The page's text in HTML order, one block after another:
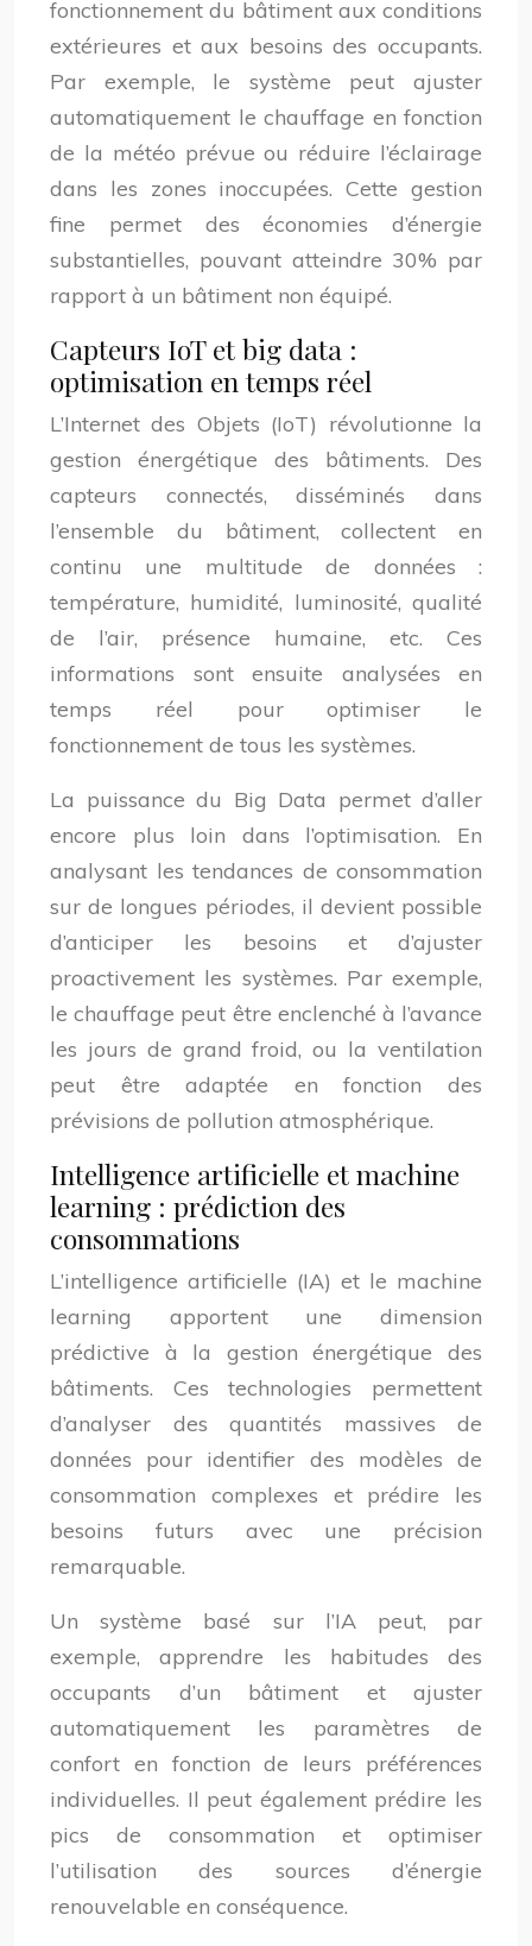
fonctionnement du bâtiment aux conditions
extérieures et aux besoins des occupants.
Par exemple, le système peut ajuster
automatiquement le chauffage en fonction
de la météo prévue ou réduire l’éclairage
dans les zones inoccupées. Cette gestion
fine permet des économies d’énergie
substantielles, pouvant atteindre 30% par
rapport à un bâtiment non équipé.
Capteurs IoT et big data :
optimisation en temps réel
L’Internet des Objets (IoT) révolutionne la
gestion énergétique des bâtiments. Des
capteurs connectés, disséminés dans
l’ensemble du bâtiment, collectent en
continu une multitude de données :
température, humidité, luminosité, qualité
de l’air, présence humaine, etc. Ces
informations sont ensuite analysées en
temps réel pour optimiser le
fonctionnement de tous les systèmes.
La puissance du Big Data permet d’aller
encore plus loin dans l’optimisation. En
analysant les tendances de consommation
sur de longues périodes, il devient possible
d’anticiper les besoins et d’ajuster
proactivement les systèmes. Par exemple,
le chauffage peut être enclenché à l’avance
les jours de grand froid, ou la ventilation
peut être adaptée en fonction des
prévisions de pollution atmosphérique.
Intelligence artificielle et machine
learning : prédiction des
consommations
L’intelligence artificielle (IA) et le machine
learning apportent une dimension
prédictive à la gestion énergétique des
bâtiments. Ces technologies permettent
d’analyser des quantités massives de
données pour identifier des modèles de
consommation complexes et prédire les
besoins futurs avec une précision
remarquable.
Un système basé sur l’IA peut, par
exemple, apprendre les habitudes des
occupants d’un bâtiment et ajuster
automatiquement les paramètres de
confort en fonction de leurs préférences
individuelles. Il peut également prédire les
pics de consommation et optimiser
l’utilisation des sources d’énergie
renouvelable en conséquence.